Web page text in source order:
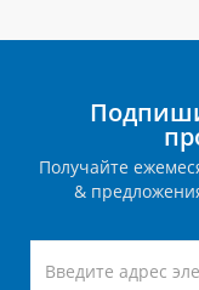
Получайте
&